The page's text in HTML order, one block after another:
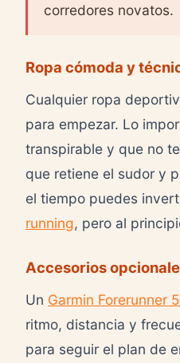
corredores novatos.
Ropa cómoda y
Cualquier ropa
para empezar. Lo
transpirable y que no
que retiene el sudor y
el tiempo puedes
running, pero al
Accesorios
Un Garmin Forerunner
ritmo, distancia y
para seguir el plan de